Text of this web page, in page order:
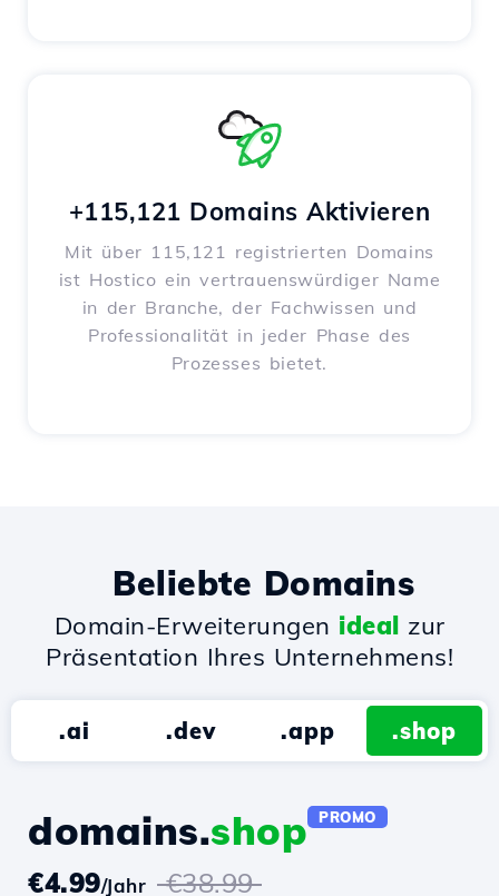
+115,121 Domains Aktivieren
Mit über 115,121 registrierten Domains
ist Hostico ein vertrauenswürdiger Name
in der Branche, der Fachwissen und
Professionalität in jeder Phase des
Prozesses bietet.
Beliebte Domains
Domain-Erweiterungen ideal zur
Präsentation Ihres Unternehmens!
.ai .dev .app .shop
domains.shop PROMO
€4.99/Jahr €38.99